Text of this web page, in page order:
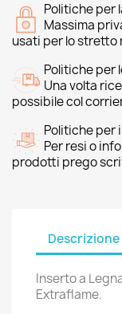
Politiche per
Massima
usati per lo stretto
Politiche per
Una volta
possibile col
Politiche per
Per resi o
prodotti prego
Descrizione
Inserto a
Extraflame.